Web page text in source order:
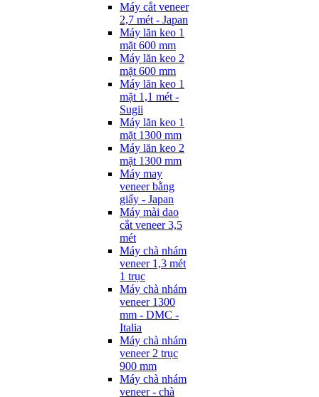
Máy cắt veneer
2,7 mét - Japan
Máy lăn keo 1
mặt 600 mm
Máy lăn keo 2
mặt 600 mm
Máy lăn keo 1
mặt 1,1 mét -
Sugii
Máy lăn keo 1
mặt 1300 mm
Máy lăn keo 2
mặt 1300 mm
Máy may
veneer bằng
giấy - Japan
Máy mài dao
cắt veneer 3,5
mét
Máy chà nhám
veneer 1,3 mét
1 trục
Máy chà nhám
veneer 1300
mm - DMC -
Italia
Máy chà nhám
veneer 2 trục
900 mm
Máy chà nhám
veneer - chà